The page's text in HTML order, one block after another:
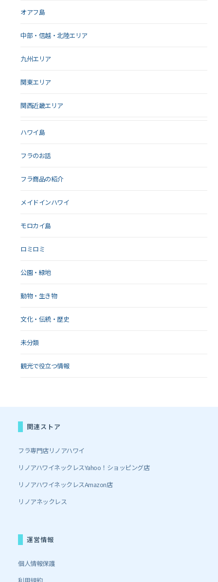
オアフ島
中部・信越・北陸エリア
九州エリア
関東エリア
関西近畿エリア
ハワイ島
フラのお話
フラ商品の紹介
メイドインハワイ
モロカイ島
ロミロミ
公園・緑地
動物・生き物
文化・伝統・歴史
未分類
観光で役立つ情報
関連ストア
フラ専門店リノアハワイ
リノアハワイネックレスYahoo！ショッピング店
リノアハワイネックレスAmazon店
リノアネックレス
運営情報
個人情報保護